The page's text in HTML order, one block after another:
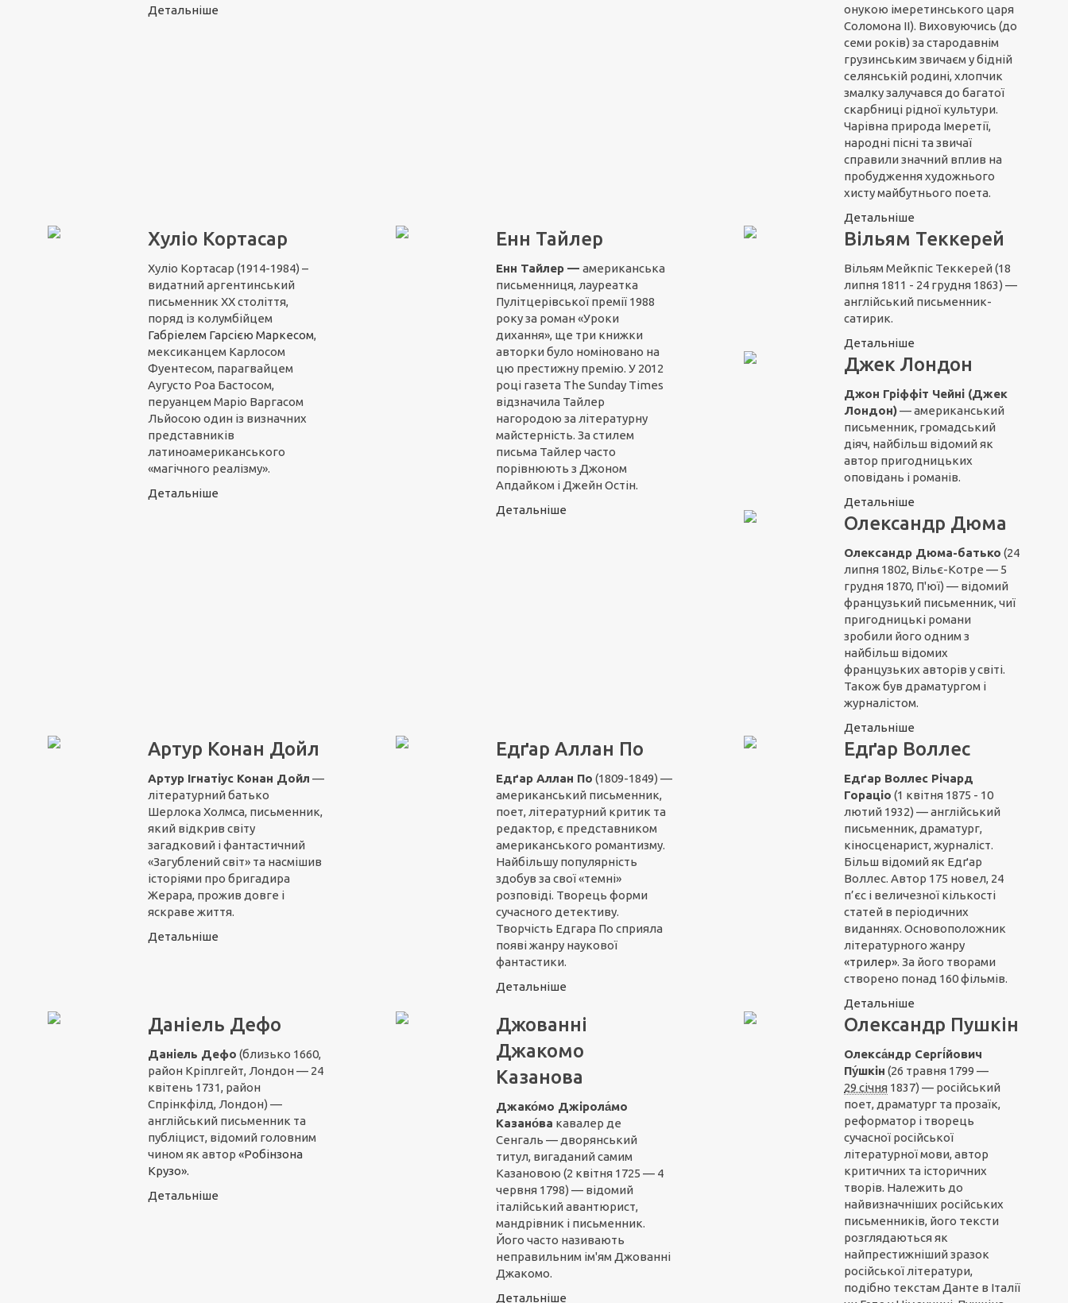
Детальніше
онукою імеретинського царя
Соломона II). Виховуючись (до
семи років) за стародавнім
грузинським звичаєм у бідній
селянській родині, хлопчик
змалку залучався до багатої
скарбниці рідної культури.
Чарівна природа Імеретії,
народні пісні та звичаї
справили значний вплив на
пробудження художнього
хисту майбутнього поета.
Детальніше
Хуліо Кортасар
Хуліо Кортасар (1914-1984) –
видатний аргентинський
письменник ХХ століття,
поряд із колумбійцем
Габріелем Гарсією Маркесом,
мексиканцем Карлосом
Фуентесом, парагвайцем
Аугусто Роа Бастосом,
перуанцем Маріо Варгасом
Льйосою один із визначних
представників
латиноамериканського
«магічного реалізму».
Детальніше
Енн Тайлер
Енн Тайлер — американська
письменниця, лауреатка
Пулітцерівської премії 1988
року за роман «Уроки
дихання», ще три книжки
авторки було номіновано на
цю престижну премію. У 2012
році газета The Sunday Times
відзначила Тайлер
нагородою за літературну
майстерність. За стилем
письма Тайлер часто
порівнюють з Джоном
Апдайком і Джейн Остін.
Детальніше
Вільям Теккерей
Вільям Мейкпіс Теккерей (18
липня 1811 - 24 грудня 1863) —
англійський письменник-
сатирик.
Детальніше
Джек Лондон
Джон Гріффіт Чейні (Джек
Лондон)— американський
письменник, громадський
діяч, найбільш відомий як
автор пригодницьких
оповідань і романів.
Детальніше
Олександр Дюма
Олександр Дюма-батько (24
липня 1802, Вільє-Котре — 5
грудня 1870, П'юї) — відомий
французький письменник, чиї
пригодницькі романи
зробили його одним з
найбільш відомих
французьких авторів у світі.
Також був драматургом і
журналістом.
Детальніше
Артур Конан Дойл
Артур Ігнатіус Конан Дойл —
літературний батько
Шерлока Холмса, письменник,
який відкрив світу
загадковий і фантастичний
«Загублений світ» та насмішив
історіями про бригадира
Жерара, прожив довге і
яскраве життя.
Детальніше
Едґар Аллан По
Едґар Аллан По (1809-1849) —
американський письменник,
поет, літературний критик та
редактор, є представником
американського романтизму.
Найбільшу популярність
здобув за свої «темні»
розповіді. Творець форми
сучасного детективу.
Творчість Едгара По сприяла
появі жанру наукової
фантастики.
Детальніше
Едґар Воллес
Едґар Воллес Річард
Гораціо (1 квітня 1875 - 10
лютий 1932) — англійський
письменник, драматург,
кіносценарист, журналіст.
Більш відомий як Едґар
Воллес. Автор 175 новел, 24
п’єс і величезної кількості
статей в періодичних
виданнях. Основоположник
літературного жанру
«трилер». За його творами
створено понад 160 фільмів.
Детальніше
Даніель Дефо
Даніель Дефо (близько 1660,
район Кріплгейт, Лондон — 24
квітень 1731, район
Спрінкфілд, Лондон) —
англійський письменник та
публіцист, відомий головним
чином як автор «Робінзона
Крузо».
Детальніше
Джованні
Джакомо
Казанова
Джако́мо Джірола́мо
Казано́ва кавалер де
Сенгаль — дворянський
титул, вигаданий самим
Казановою (2 квітня 1725 — 4
червня 1798) — відомий
італійський авантюрист,
мандрівник і письменник.
Його часто називають
неправильним ім'ям Джованні
Джакомо.
Детальніше
Олександр Пушкін
Олекса́ндр Сергі́йович
Пу́шкін (26 травня 1799 —
29 січня 1837) — російський
поет, драматург та прозаїк,
реформатор і творець
сучасної російської
літературної мови, автор
критичних та історичних
творів. Належить до
найвизначніших російських
письменників, його тексти
розглядаються як
найпрестижніший зразок
російської літератури,
подібно текстам Данте в Італії